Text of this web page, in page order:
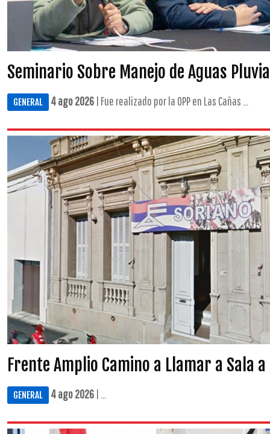
Seminario Sobre Manejo de Aguas
GENERAL 4 ago 2026 | Fue realizado por la OPP en Las Cañas ...
Frente Amplio Camino a Llamar a Sala a
GENERAL 4 ago 2026 | ...